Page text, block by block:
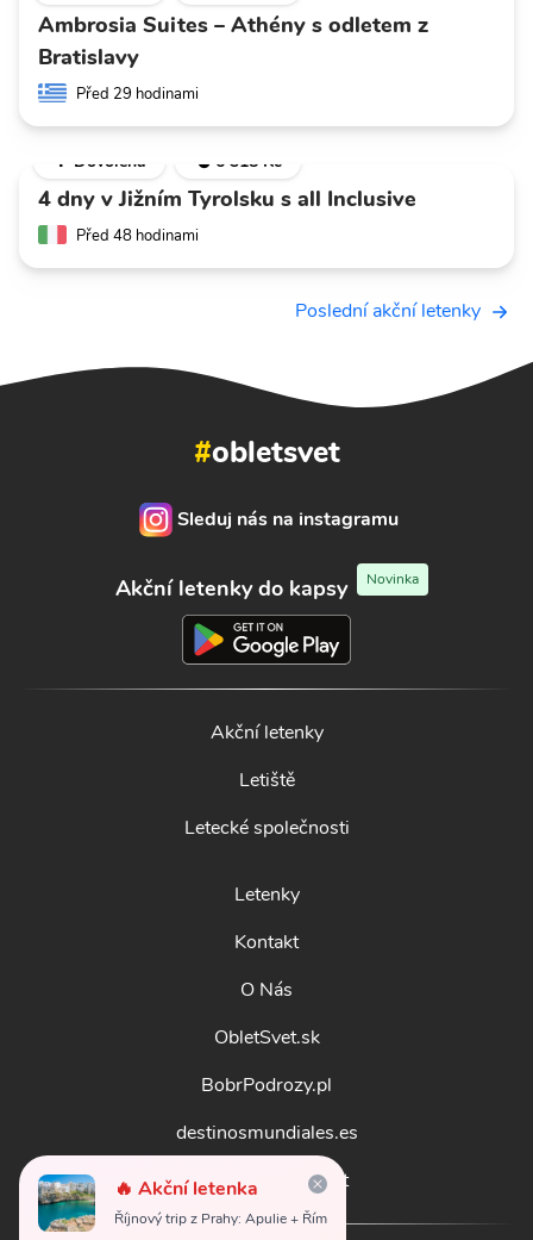
Ambrosia Suites – Athény s odletem z
Bratislavy
Před 29 hodinami
🌴 Dovolená 💣 6 318 Kč
4 dny v Jižním Tyrolsku s all Inclusive
Před 48 hodinami
Poslední akční letenky
🔥 Akční letenka
Říjnový trip z Prahy: Apulie + Řím
#obletsvet
Sleduj nás na instagramu
Akční letenky do kapsy Novinka
Akční letenky
Letiště
Letecké společnosti
Letenky
Kontakt
O Nás
ObletSvet.sk
BobrPodrozy.pl
destinosmundiales.es
guidadestinazioni.it